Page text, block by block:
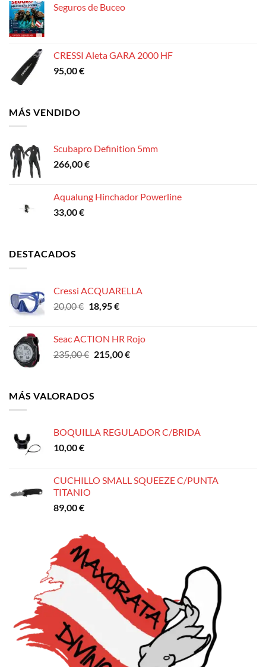
Seguros de Buceo
CRESSI Aleta GARA 2000 HF
95,00€
MÁS VENDIDO
Scubapro Definition 5mm
266,00€
Aqualung Hinchador Powerline
33,00€
DESTACADOS
Cressi ACQUARELLA
20,00€ El
era:
20,00 €.
18,95€El
es:
18,95 €.
Seac ACTION HR Rojo
235,00€ El
era:
235,00 €.
215,00€El
MÁS VALORADOS
BOQUILLA REGULADOR C/BRIDA
10,00€
CUCHILLO SMALL SQUEEZE C/PUNTA
TITANIO
89,00€